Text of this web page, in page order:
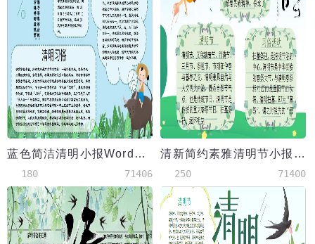
蓝色简洁清明小报Word模板
180 71406
清新简约素雅清明节小报Word模板
250 71400